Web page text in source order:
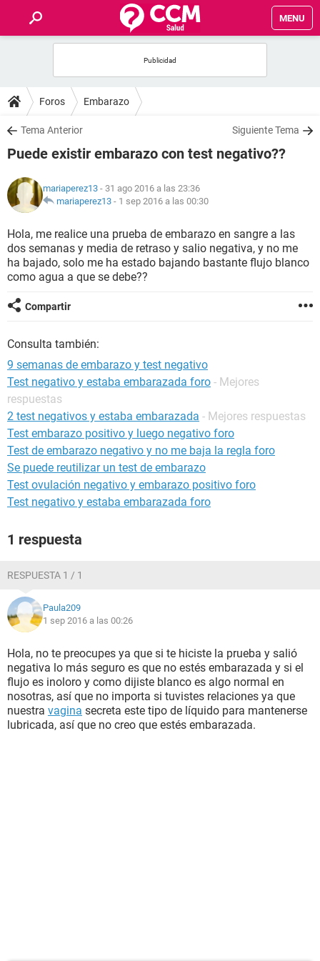
MENU
FOROS
SALUD
NUTRICIÓN
BIENESTAR
SEXUALIDAD
GLOSARIO
Foros Embarazo
Tema Anterior Siguiente Tema
Puede existir embarazo con test negativo??
mariaperez13 - 31 ago 2016 a las 23:36
mariaperez13 - 1 sep 2016 a las 00:30
Hola, me realice una prueba de embarazo en sangre a las
dos semanas y media de retraso y salio negativa, y no me
ha bajado, solo me ha estado bajando bastante flujo blanco
como agua a que se debe??
Compartir
Consulta también:
9 semanas de embarazo y test negativo
Test negativo y estaba embarazada foro - Mejores
respuestas
2 test negativos y estaba embarazada - Mejores respuestas
Test embarazo positivo y luego negativo foro
Test de embarazo negativo y no me baja la regla foro
Se puede reutilizar un test de embarazo
Test ovulación negativo y embarazo positivo foro
Test negativo y estaba embarazada foro
1 respuesta
RESPUESTA 1 / 1
Paula209
1 sep 2016 a las 00:26
Hola, no te preocupes ya que si te hiciste la prueba y salió
negativa lo más seguro es que no estés embarazada y si el
flujo es inoloro y como dijiste blanco es algo normal en
nosotras, así que no importa si tuvistes relaciones ya que
nuestra vagina secreta este tipo de líquido para mantenerse
lubricada, así que no creo que estés embarazada.